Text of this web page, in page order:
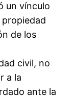
un vínculo
de los
civil, no
a la
ante la